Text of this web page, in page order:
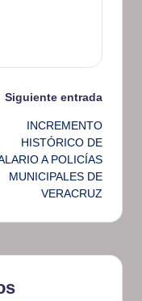
Siguiente entrada
INCREMENTO
HISTÓRICO DE
A POLICÍAS
MUNICIPALES DE
VERACRUZ